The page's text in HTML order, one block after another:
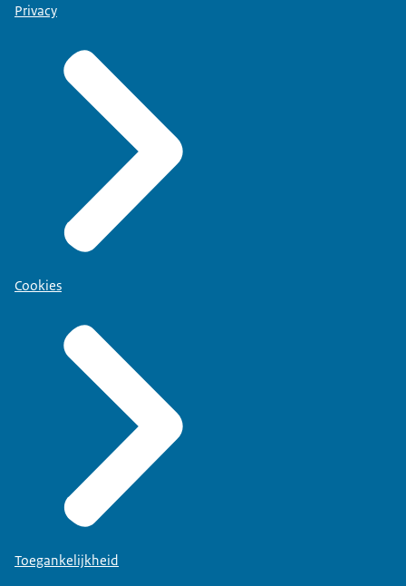
Privacy
Cookies
Toegankelijkheid